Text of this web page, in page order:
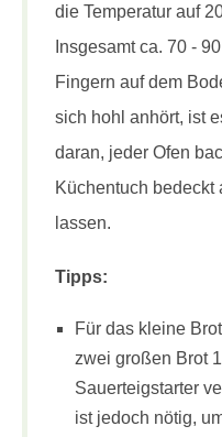
die Temperatur auf
Insgesamt ca. 70 -
Fingern auf dem
sich hohl anhört, ist
daran, jeder Ofen
Küchentuch bedeckt
lassen.
Tipps:
Für das kleine
zwei großen Brot
Sauerteigstarter
ist jedoch nötig,